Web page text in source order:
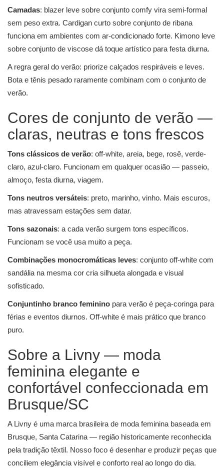
Camadas: blazer leve sobre conjunto comfy vira semi-formal
sem peso extra. Cardigan curto sobre conjunto de ribana
funciona em ambientes com ar-condicionado forte. Kimono leve
sobre conjunto de viscose dá toque artístico para festa diurna.
A regra geral do verão: priorize calçados respiráveis e leves.
Bota e tênis pesado raramente combinam com o conjunto de
verão.
Cores de conjunto de verão —
claras, neutras e tons frescos
Tons clássicos de verão: off-white, areia, bege, rosê, verde-
claro, azul-claro. Funcionam em qualquer ocasião — passeio,
almoço, festa diurna, viagem.
Tons neutros versáteis: preto, marinho, vinho. Mais escuros,
mas atravessam estações sem datar.
Tons sazonais: a cada verão surgem tons específicos.
Funcionam se você usa muito a peça.
Combinações monocromáticas leves: conjunto off-white com
sandália na mesma cor cria silhueta alongada e visual
sofisticado.
Conjuntinho branco feminino para verão é peça-coringa para
férias e eventos diurnos. Off-white é mais prático que branco
puro.
Sobre a Livny — moda
feminina elegante e
confortável confeccionada em
Brusque/SC
A Livny é uma marca brasileira de moda feminina baseada em
Brusque, Santa Catarina — região historicamente reconhecida
pela tradição têxtil. Nosso foco é desenhar e produzir peças que
conciliem elegância visível e conforto real ao longo do dia.